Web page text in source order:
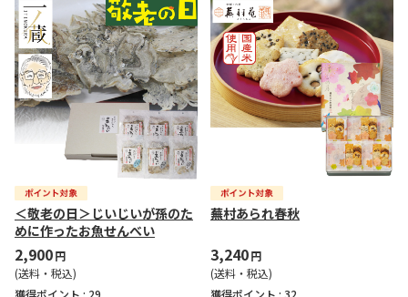
＜敬老の日＞じいじいが孫のた
めに作ったお魚せんべい
2,900円
(送料・税込)
獲得ポイント : 29
蕪村あられ春秋
3,240円
(送料・税込)
獲得ポイント : 32